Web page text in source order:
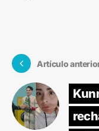
Artículo